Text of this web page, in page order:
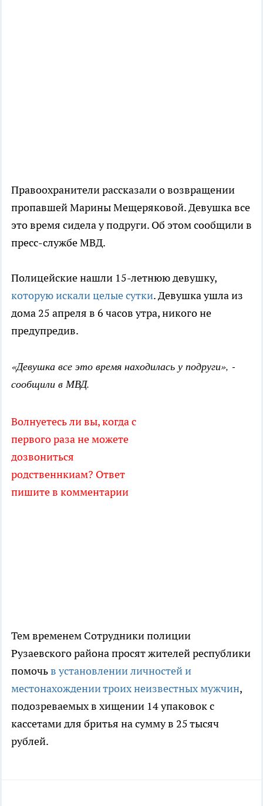
Правоохранители рассказали о возвращении
пропавшей Марины Мещеряковой. Девушка все
это время сидела у подруги. Об этом сообщили в
пресс-службе МВД.
Полицейские нашли 15-летнюю девушку,
которую искали целые сутки. Девушка ушла из
дома 25 апреля в 6 часов утра, никого не
предупредив.
«Девушка все это время находилась у подруги», -
сообщили в МВД.
Волнуетесь ли вы, когда с
первого раза не можете
дозвониться
родственнкиам? Ответ
пишите в комментарии
Тем временем Сотрудники полиции
Рузаевского района просят жителей республики
помочьв установлении личностей и
местонахождении троих неизвестных мужчин,
подозреваемых в хищении 14 упаковок с
кассетами для бритья на сумму в 25 тысяч
рублей.